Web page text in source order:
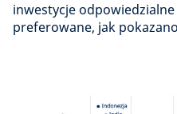
inwestycje odpowiedzialne
preferowane, jak